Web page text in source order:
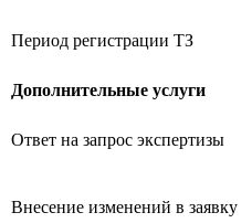
Период регистрации ТЗ
Дополнительные услуги
Ответ на запрос экспертизы
Внесение изменений в заявку